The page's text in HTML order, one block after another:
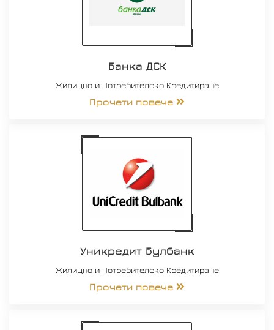
Банка ДСК
Жилищно и Потребителско Кредитиране
Прочети повече
Уникредит Булбанк
Жилищно и Потребителско Кредитиране
Прочети повече